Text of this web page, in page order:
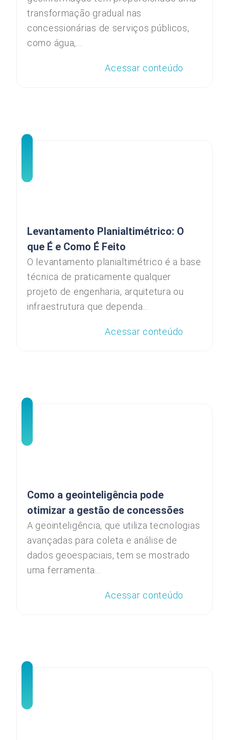
transformação gradual nas
concessionárias de serviços públicos,
como água,...
Acessar conteúdo
Levantamento Planialtimétrico: O
que É e Como É Feito
O levantamento planialtimétrico é a base
técnica de praticamente qualquer
projeto de engenharia, arquitetura ou
infraestrutura que dependa...
Acessar conteúdo
Como a geointeligência pode
otimizar a gestão de concessões
A geointeligência, que utiliza tecnologias
avançadas para coleta e análise de
dados geoespaciais, tem se mostrado
uma ferramenta...
Acessar conteúdo